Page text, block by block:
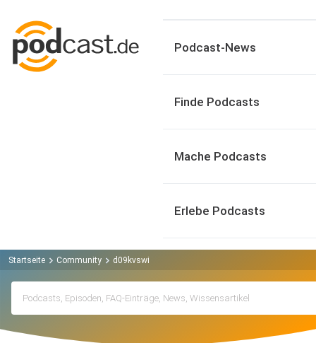
Podcast-News
Finde Podcasts
Mache Podcasts
Erlebe Podcasts
Startseite Community d09kvswi